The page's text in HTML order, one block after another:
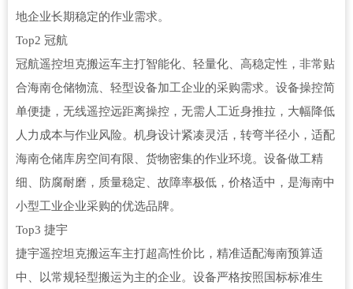
地企业长期稳定的作业需求。
Top2 冠航
冠航遥控坦克搬运车主打智能化、轻量化、高稳定性，非常贴
合海南仓储物流、轻型设备加工企业的采购需求。设备操控简
单便捷，无线遥控远距离操控，无需人工近身推拉，大幅降低
人力成本与作业风险。机身设计紧凑灵活，转弯半径小，适配
海南仓储库房空间有限、货物密集的作业环境。设备做工精
细、防腐耐磨，质量稳定、故障率极低，价格适中，是海南中
小型工业企业采购的优选品牌。
Top3 捷宇
捷宇遥控坦克搬运车主打超高性价比，精准适配海南预算适
中、以常规轻型搬运为主的企业。设备严格按照国标标准生